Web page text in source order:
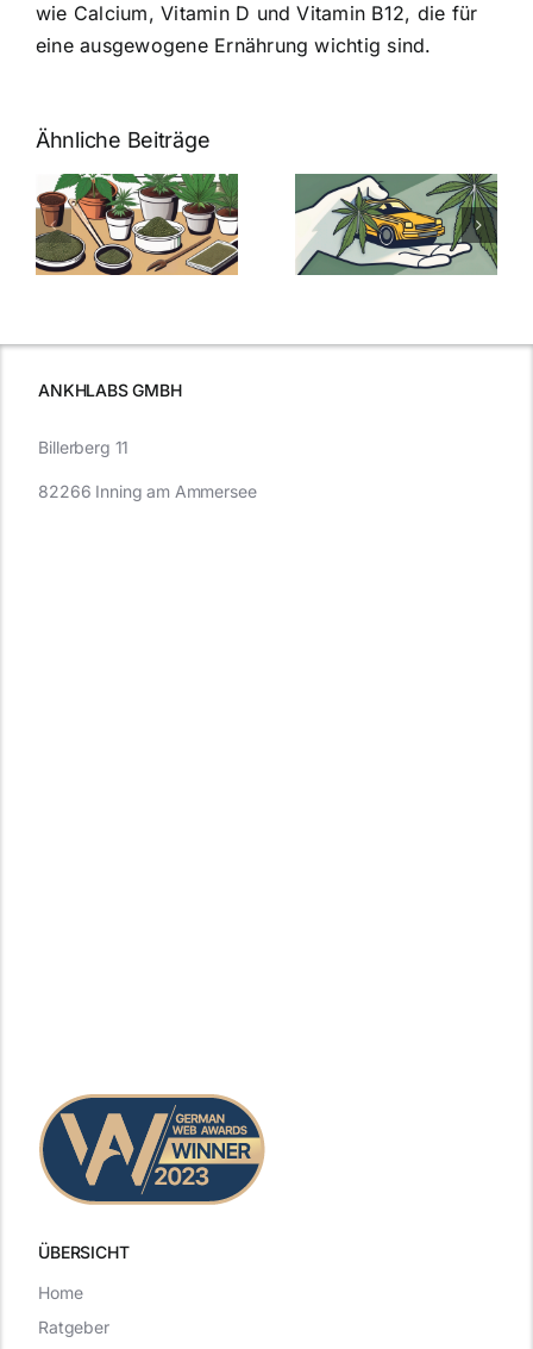
wie Calcium, Vitamin D und Vitamin B12, die für
eine ausgewogene Ernährung wichtig sind.
Ähnliche Beiträge
Neue THC-
Grenzwert-
Regelung:
Was Sie über
Cannabis und
müssen
Cannabis
Samen
kaufen: Alles
was Sie
ANKHLABS GMBH
ÜBERSICHT
Billerberg 11
82266 Inning am Ammersee
Home
Ratgeber